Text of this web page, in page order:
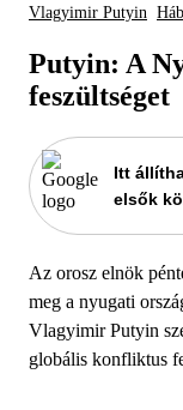
Vlagyimir Putyin
Putyin: A
feszültséget
Itt
elsők
Az orosz elnök
meg a nyugati
Vlagyimir Putyin
globális konfliktus